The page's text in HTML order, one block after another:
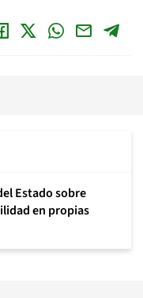
Estado sobre
en propias